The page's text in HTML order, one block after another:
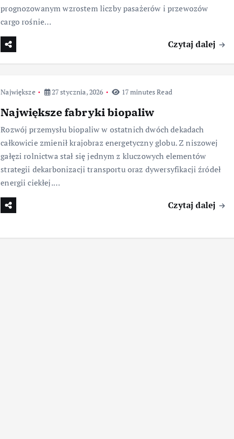
prognozowanym wzrostem liczby pasażerów i przewozów
cargo rośnie…
Czytaj dalej
Największe 27 stycznia, 2026 17 minutes Read
Największe fabryki biopaliw
Rozwój przemysłu biopaliw w ostatnich dwóch dekadach
całkowicie zmienił krajobraz energetyczny globu. Z niszowej
gałęzi rolnictwa stał się jednym z kluczowych elementów
strategii dekarbonizacji transportu oraz dywersyfikacji źródeł
energii ciekłej.…
Czytaj dalej